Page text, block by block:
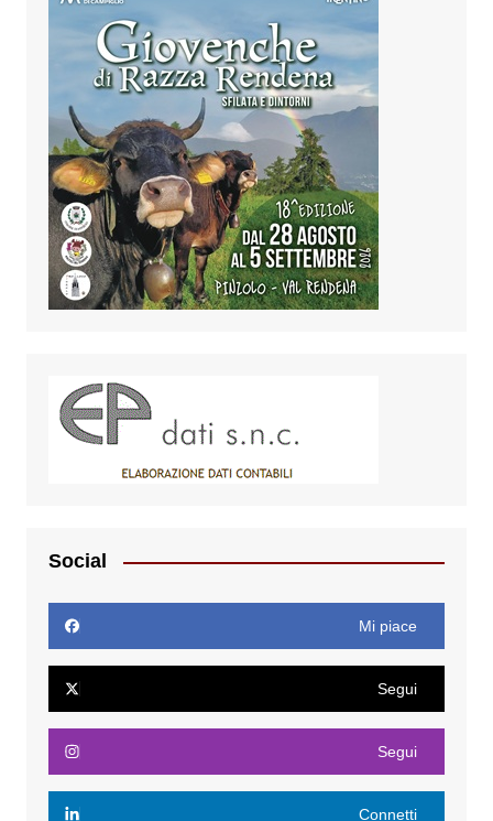
Social
Mi piace
Segui
Segui
Connetti